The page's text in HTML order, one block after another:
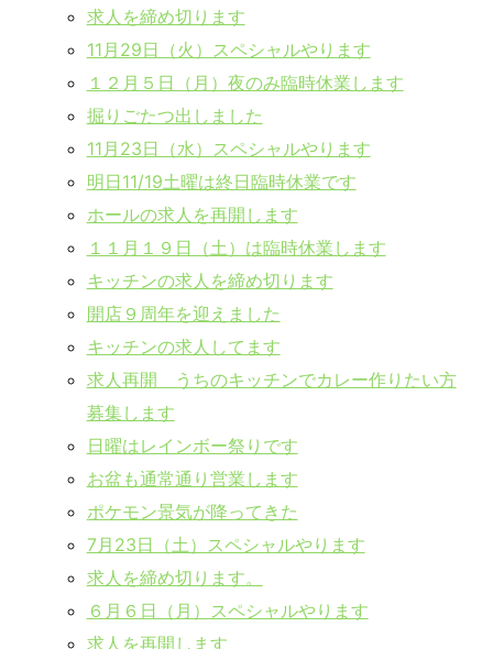
求人を締め切ります
11月29日（火）スペシャルやります
１２月５日（月）夜のみ臨時休業します
掘りごたつ出しました
11月23日（水）スペシャルやります
明日11/19土曜は終日臨時休業です
ホールの求人を再開します
１１月１９日（土）は臨時休業します
キッチンの求人を締め切ります
開店９周年を迎えました
キッチンの求人してます
求人再開 うちのキッチンでカレー作りたい方
募集します
日曜はレインボー祭りです
お盆も通常通り営業します
ポケモン景気が降ってきた
7月23日（土）スペシャルやります
求人を締め切ります。
６月６日（月）スペシャルやります
求人を再開します